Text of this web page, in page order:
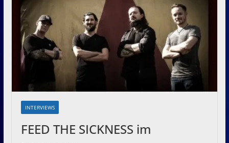
INTERVIEWS
FEED THE SICKNESS im